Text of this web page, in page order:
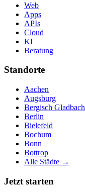
Web
Apps
APIs
Cloud
KI
Beratung
Standorte
Aachen
Augsburg
Bergisch Gladbach
Berlin
Bielefeld
Bochum
Bonn
Bottrop
Alle Städte →
Jetzt starten